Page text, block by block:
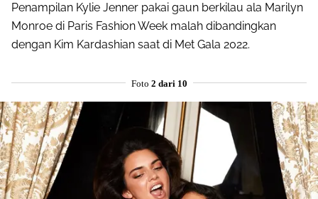
Penampilan Kylie Jenner pakai gaun berkilau ala Marilyn
Monroe di Paris Fashion Week malah dibandingkan
dengan Kim Kardashian saat di Met Gala 2022.
Foto 2 dari 10